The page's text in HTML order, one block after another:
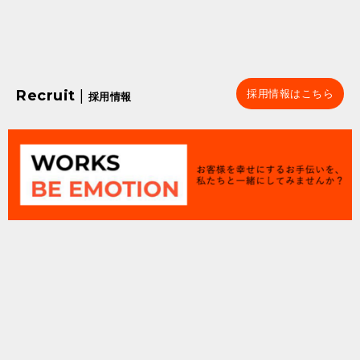
Recruit 採用情報 採用情報はこちら